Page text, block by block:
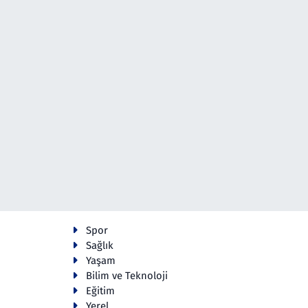
Spor
Sağlık
Yaşam
Bilim ve Teknoloji
Eğitim